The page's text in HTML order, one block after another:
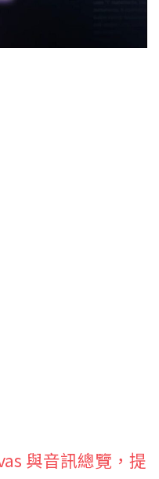
與音訊總覽，提